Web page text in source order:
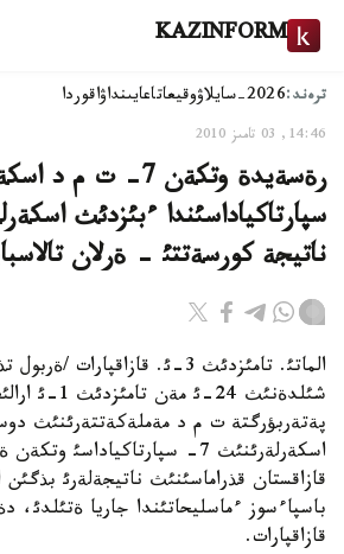
KAZINFORM
ترەند:2026-سايلاۋ وقيعاتاعايىنداۋاقوردا
14:46, 03 تامىز 2010
رةسةيدة وتكةن 7- ت م د
سپارتاكياداسئندا ءبئزدئث
ناتيجة كورسةتتئ - ةرلان
الماتئ. تامئزدئث 3-ئ. قازاقپارات
شئلدةنئث 24-ئ
پةتةربؤرگتة ت م د مةملةكةتتةرئنئث
اسكةرلةرئنئث 7- سپارتاكياداسئ
قازاقستان قذراماسئنئث ناتيجةلةرئ بذگئن
باسپاءسوز ءماسليحاتئندا جاريا ةتئلدئ،
قازاقپارات.